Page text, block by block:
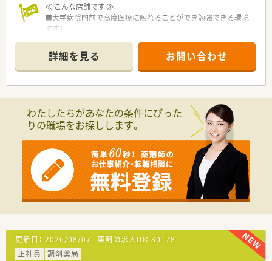
っしゃいます。
■平均勤続年数10年と長くご就業できる環境です。
■社員の自主性を大事にしており、若手社員の意見も取り入れて
くれるなど、
社員と社長との垣根が低く、雰囲気やチームワークを大事にし
ています。
■管理薬剤師、マネージャーなどポジションも複数あり、
チャレンジしたいという自主性を大事にしてくれる社風がご
≪ こんな店舗です ≫
■大学病院門前で高度医療に触れることができ勉強できる環境
です！
薬剤師常勤6名・非常勤6名・事務5名の人数体制も多めです！女性
の割合が多い店舗です♪
■基幹店となっているため、調剤機器も多く導入しています。
■実務実習生受け入れ店舗ですので、経験豊富な薬剤師が指導い
＼こんな企業です ／
■東京都・神奈川県・千葉県・埼玉県と、首都圏に特化した店舗展
■調剤31店舗、OTC32店舗展開。健康と医療の2軸で運営し、安
定した経営基盤がございます。
■病院門前の店舗が10店舗、その他医療モールや駅近に店舗が
ございます。
詳細を見る お問い合わせ
わたしたちがあなたの条件にぴった
りの職場をお探しします。
更新日： 2026/08/07 薬剤師求人ID： 80178
正社員
調剤薬局